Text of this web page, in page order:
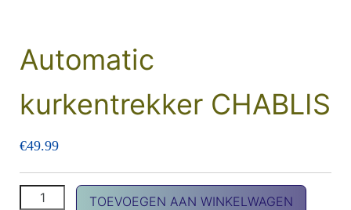
Automatic
kurkentrekker CHABLIS
€49.99
Automatic kurkentrekker CHABLIS aantal
TOEVOEGEN AAN WINKELWAGEN